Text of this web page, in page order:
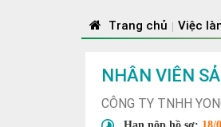
Trang chủ | Việc
NHÂN VIÊN
CÔNG TY TNHH